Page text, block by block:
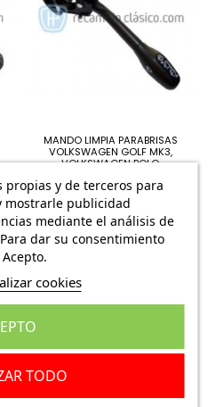
MANDO LIMPIA PARABRISAS
VOLKSWAGEN GOLF MK3,
VOLKSWAGEN POLO,
29,95 €
propias y de terceros para
mostrarle publicidad
mediante el análisis de
dar su consentimiento
cookies
TODO